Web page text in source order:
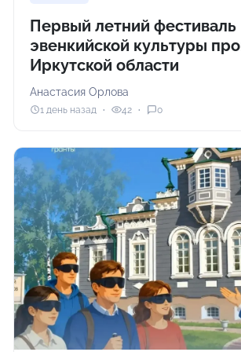
Первый летний фестиваль
эвенкийской культуры
Иркутской области
Анастасия Орлова
1 день назад 42 0